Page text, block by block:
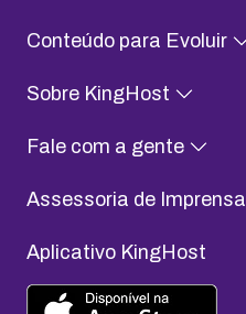
Conteúdo para Evoluir
Sobre KingHost
Fale com a gente
Assessoria de Imprensa
Aplicativo KingHost